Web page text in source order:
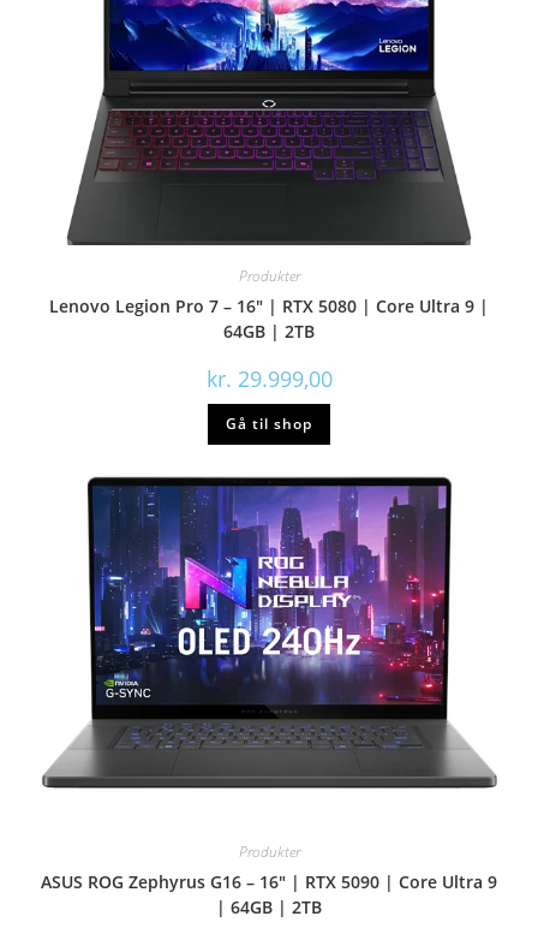
Produkter
Lenovo Legion Pro 7 – 16″ | RTX 5080 | Core Ultra 9 |
64GB | 2TB
kr. 29.999,00
Gå til shop
Produkter
ASUS ROG Zephyrus G16 – 16″ | RTX 5090 | Core Ultra 9
| 64GB | 2TB